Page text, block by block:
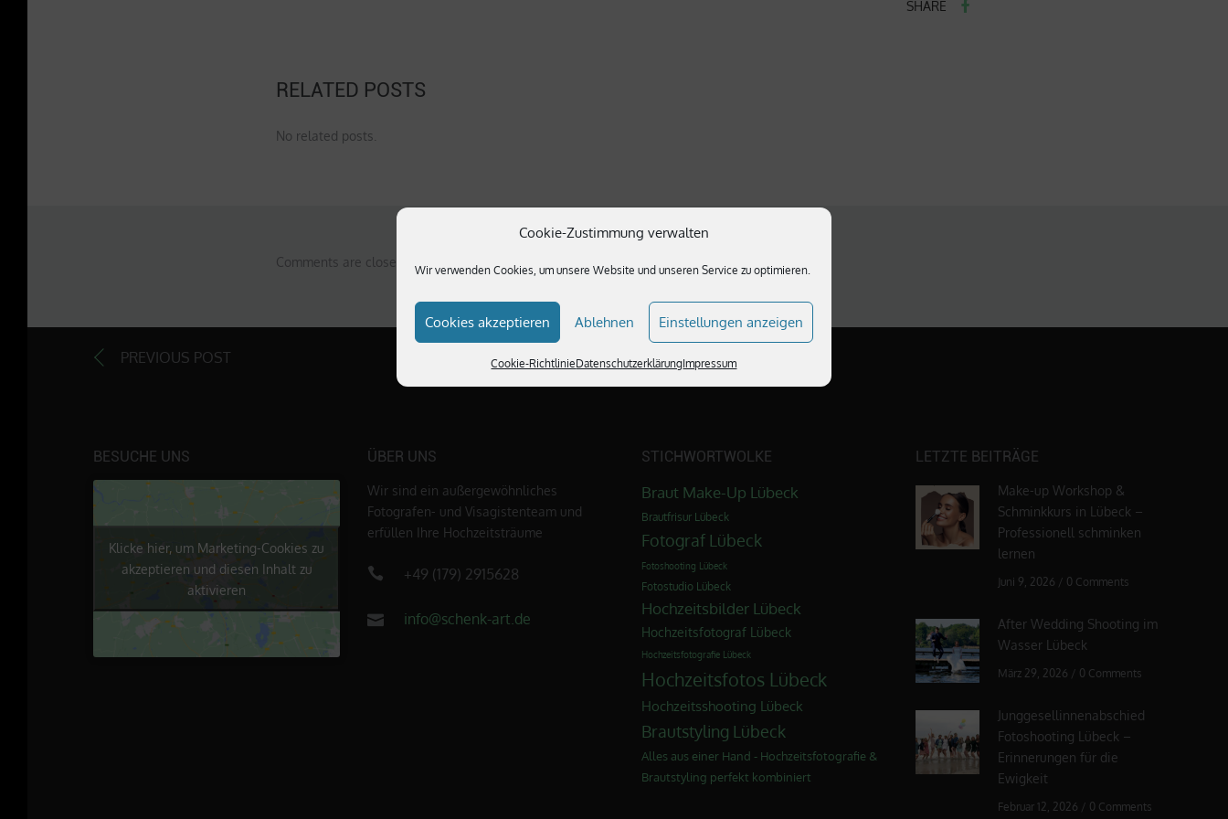
Cookie-Zustimmung verwalten
Wir verwenden Cookies, um unsere Website und unseren Service zu optimieren.
Cookies akzeptieren Ablehnen Einstellungen anzeigen
Cookie-RichtlinieDatenschutzerklärungImpressum
SHARE
RELATED POSTS
No related posts.
Comments are closed here.
PREVIOUS POST
BESUCHE UNS
Klicke hier, um Marketing-Cookies zu
akzeptieren und diesen Inhalt zu
aktivieren
ÜBER UNS
Wir sind ein außergewöhnliches
Fotografen- und Visagistenteam und
erfüllen Ihre Hochzeitsträume
+49 (179) 2915628
info@schenk-art.de
STICHWORTWOLKE
Braut Make-Up Lübeck
Brautfrisur Lübeck
Fotograf Lübeck
Fotoshooting Lübeck
Fotostudio Lübeck
Hochzeitsbilder Lübeck
Hochzeitsfotograf Lübeck
Hochzeitsfotografie Lübeck
Hochzeitsfotos Lübeck
Hochzeitsshooting Lübeck
Brautstyling Lübeck
Alles aus einer Hand - Hochzeitsfotografie &
Brautstyling perfekt kombiniert
LETZTE BEITRÄGE
Make-up Workshop &
Schminkkurs in Lübeck –
Professionell schminken
lernen
Juni 9, 2026 / 0 Comments
After Wedding Shooting im
Wasser Lübeck
März 29, 2026 / 0 Comments
Junggesellinnenabschied
Fotoshooting Lübeck –
Erinnerungen für die
Ewigkeit
Februar 12, 2026 / 0 Comments